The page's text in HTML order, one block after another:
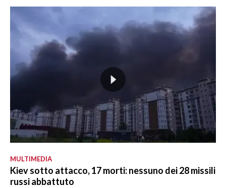
MULTIMEDIA
Kiev sotto attacco, 17 morti: nessuno dei 28 missili
russi abbattuto